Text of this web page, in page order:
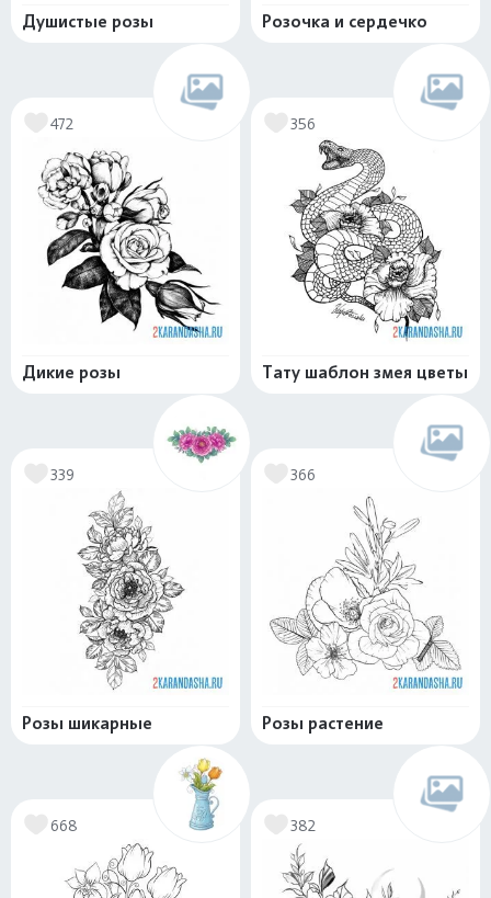
Душистые розы Розочка и сердечко
472
Дикие розы
356
Тату шаблон змея цветы
339
Розы шикарные
366
Розы растение
668 382